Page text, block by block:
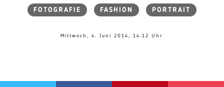
FOTOGRAFIE FASHION PORTRAIT
Mittwoch, 4. Juni 2014, 14:12 Uhr